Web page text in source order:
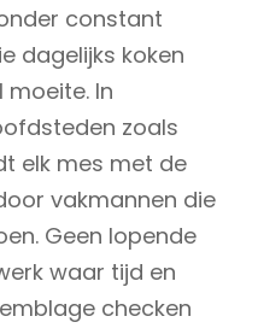
constant
dagelijks koken
In
zoals
elk mes met de
vakmannen die
Geen lopende
waar tijd en
checken